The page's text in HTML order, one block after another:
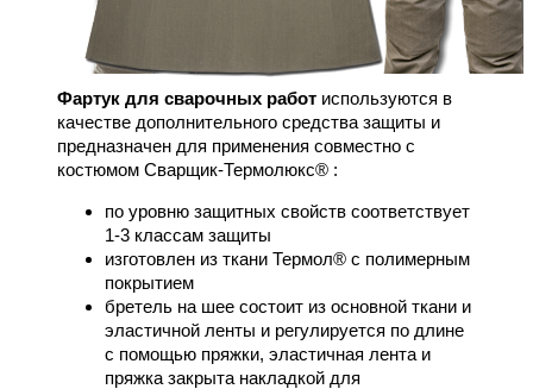
Фартук для сварочных работ используются в
качестве дополнительного средства защиты и
предназначен для применения совместно с
костюмом Сварщик-Термолюкс® :
по уровню защитных свойств соответствует
1-3 классам защиты
изготовлен из ткани Термол® с полимерным
покрытием
бретель на шее состоит из основной ткани и
эластичной ленты и регулируется по длине
с помощью пряжки, эластичная лента и
пряжка закрыта накладкой для